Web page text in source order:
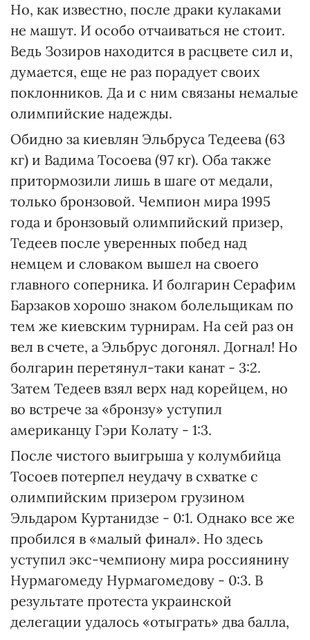
Но, как известно, после драки кулаками
не машут. И особо отчаиваться не стоит.
Ведь Зозиров находится в расцвете сил и,
думается, еще не раз порадует своих
поклонников. Да и с ним связаны немалые
олимпийские надежды.
Обидно за киевлян Эльбруса Тедеева (63
кг) и Вадима Тосоева (97 кг). Оба также
притормозили лишь в шаге от медали,
только бронзовой. Чемпион мира 1995
года и бронзовый олимпийский призер,
Тедеев после уверенных побед над
немцем и словаком вышел на своего
главного соперника. И болгарин Серафим
Барзаков хорошо знаком болельщикам по
тем же киевским турнирам. На сей раз он
вел в счете, а Эльбрус догонял. Догнал! Но
болгарин перетянул-таки канат - 3:2.
Затем Тедеев взял верх над корейцем, но
во встрече за «бронзу» уступил
американцу Гэри Колату - 1:3.
После чистого выигрыша у колумбийца
Тосоев потерпел неудачу в схватке с
олимпийским призером грузином
Эльдаром Куртанидзе - 0:1. Однако все же
пробился в «малый финал». Но здесь
уступил экс-чемпиону мира россиянину
Нурмагомеду Нурмагомедову - 0:3. В
результате протеста украинской
делегации удалось «отыграть» два балла,